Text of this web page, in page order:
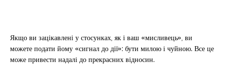
Якщо ви зацікавлені у стосунках, як і ваш «мисливець», ви
можете подати йому «сигнал до дії»: бути милою і чуйною. Все це
може привести надалі до прекрасних відносин.